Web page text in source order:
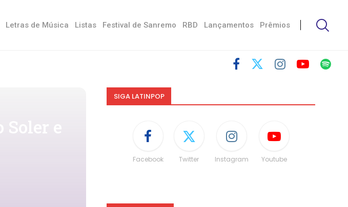
Letras de Música Listas Festival de Sanremo RBD Lançamentos Prêmios
SIGA LATINPOP
Facebook Twitter Instagram Youtube